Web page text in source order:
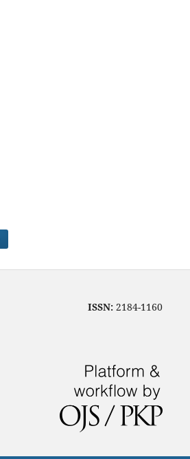
ISSN: 2184-1160